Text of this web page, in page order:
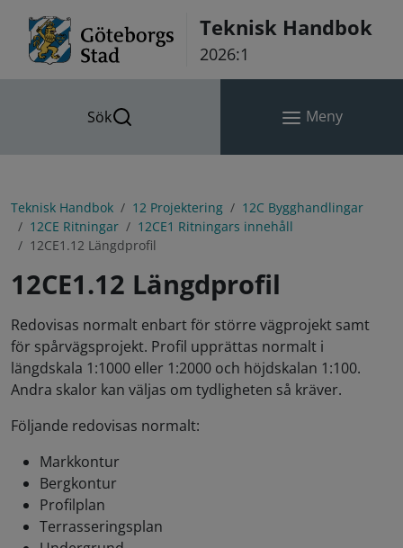
Teknisk Handbok
2026:1
Sök Meny
Teknisk Handbok 12 Projektering
12C Bygghandlingar
12CE Ritningar
12CE1 Ritningars innehåll
12CE1.12 Längdprofil
12CE1.12 Längdprofil
Redovisas normalt enbart för större vägprojekt samt
för spårvägsprojekt. Profil upprättas normalt i
längdskala 1:1000 eller 1:2000 och höjdskalan 1:100.
Andra skalor kan väljas om tydligheten så kräver.
Följande redovisas normalt:
Markkontur
Bergkontur
Profilplan
Terrasseringsplan